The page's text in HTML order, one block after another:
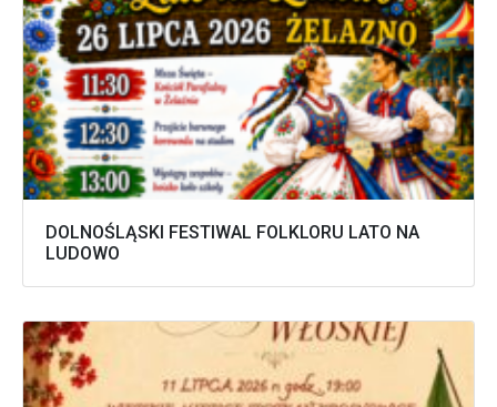
DOLNOŚLĄSKI FESTIWAL FOLKLORU LATO NA
LUDOWO